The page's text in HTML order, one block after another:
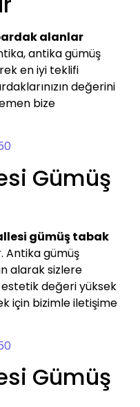
alanlar
antika gümüş
en iyi teklifi
değerini
bize
Gümüş
gümüş tabak
Antika gümüş
alarak sizlere
estetik değeri yüksek
için bizimle iletişime
Gümüş